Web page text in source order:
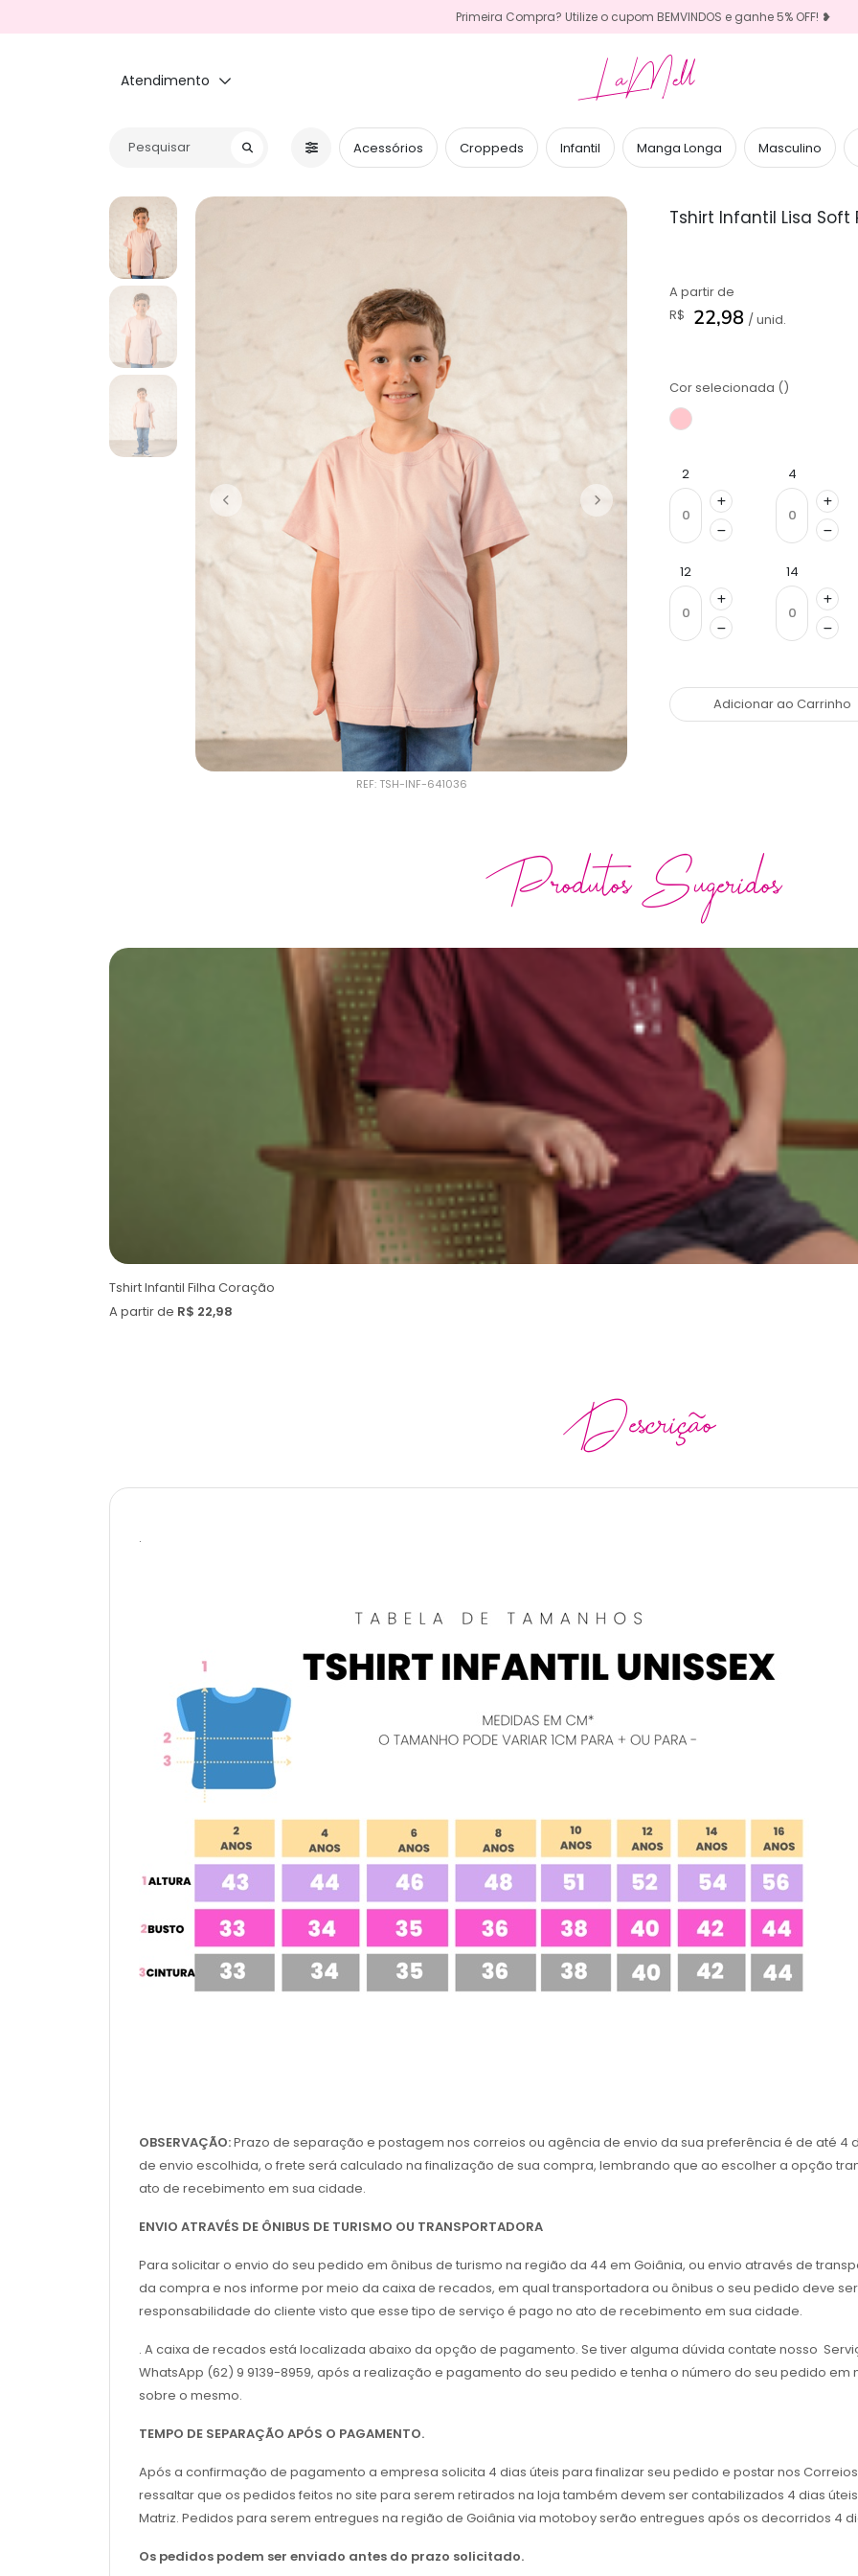
Primeira Compra? Utilize o cupom BEMVINDOS e ganhe 5% OFF! ❥
Atendimento LaMell
Acessórios Croppeds Infantil Manga Longa Masculino
REF: TSH-INF-641036
Tshirt Infantil Lisa Soft
A partir de
R$ 22,98 / unid.
Cor selecionada ()
2 4
12 14
Adicionar ao Carrinho
Produtos Sugeridos
Tshirt Infantil Filha Coração
A partir de R$ 22,98
Descrição
.
OBSERVAÇÃO:Prazo de separação e postagem nos correios ou agência de envio da sua preferência é de até 4
de envio escolhida, o frete será calculado na finalização de sua compra, lembrando que ao escolher a opção
ato de recebimento em sua cidade.
ENVIO ATRAVÉS DE ÔNIBUS DE TURISMO OU TRANSPORTADORA
Para solicitar o envio do seu pedido em ônibus de turismo na região da 44 em Goiânia, ou envio através de
da compra e nos informe por meio da caixa de recados, em qual transportadora ou ônibus o seu pedido deve
responsabilidade do cliente visto que esse tipo de serviço é pago no ato de recebimento em sua cidade.
. A caixa de recados está localizada abaixo da opção de pagamento. Se tiver alguma dúvida contate nosso
WhatsApp (62) 9 9139-8959, após a realização e pagamento do seu pedido e tenha o número do seu pedido
sobre o mesmo.
TEMPO DE SEPARAÇÃO APÓS O PAGAMENTO.
Após a confirmação de pagamento a empresa solicita 4 dias úteis para finalizar seu pedido e postar nos
ressaltar que os pedidos feitos no site para serem retirados na loja também devem ser contabilizados 4 dias
Matriz. Pedidos para serem entregues na região de Goiânia via motoboy serão entregues após os decorridos 4
Os pedidos podem ser enviado antes do prazo solicitado.